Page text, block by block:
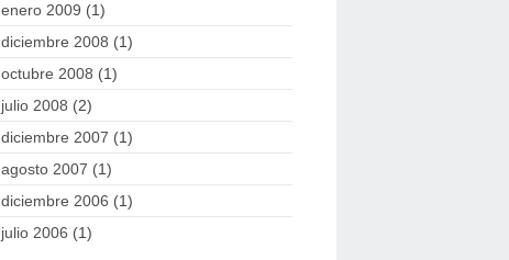
enero 2009 (1)
diciembre 2008 (1)
octubre 2008 (1)
julio 2008 (2)
diciembre 2007 (1)
agosto 2007 (1)
diciembre 2006 (1)
julio 2006 (1)